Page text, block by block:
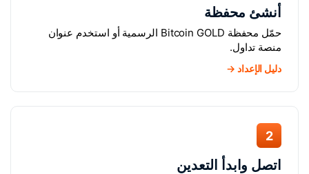
أنشئ محفظة
حمّل محفظة Bitcoin GOLD الرسمية أو استخدم عنوان
منصة تداول.
دليل الإعداد →
2
اتصل وابدأ التعدين